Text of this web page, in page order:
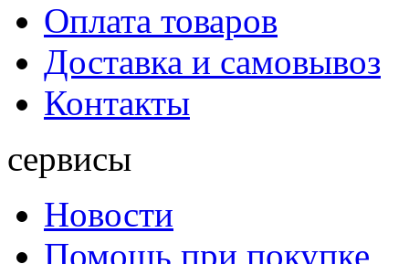
Оплата товаров
Доставка и самовывоз
Контакты
сервисы
Новости
Помощь при покупке